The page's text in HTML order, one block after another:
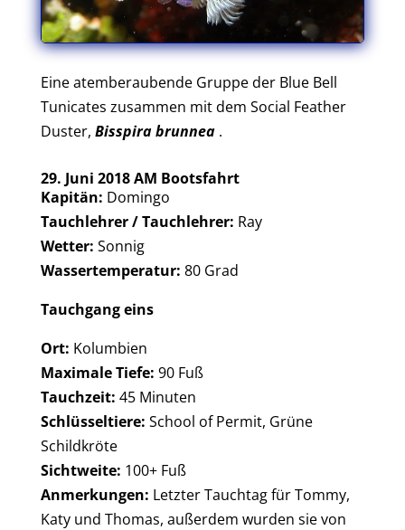
Eine atemberaubende Gruppe der Blue Bell
Tunicates zusammen mit dem Social Feather
Duster, Bisspira brunnea.
29. Juni 2018 AM Bootsfahrt
Kapitän: Domingo
Tauchlehrer / Tauchlehrer: Ray
Wetter: Sonnig
Wassertemperatur: 80 Grad
Tauchgang eins
Ort: Kolumbien
Maximale Tiefe: 90 Fuß
Tauchzeit: 45 Minuten
Schlüsseltiere: School of Permit, Grüne
Schildkröte
Sichtweite: 100+ Fuß
Anmerkungen: Letzter Tauchtag für Tommy,
Katy und Thomas, außerdem wurden sie von